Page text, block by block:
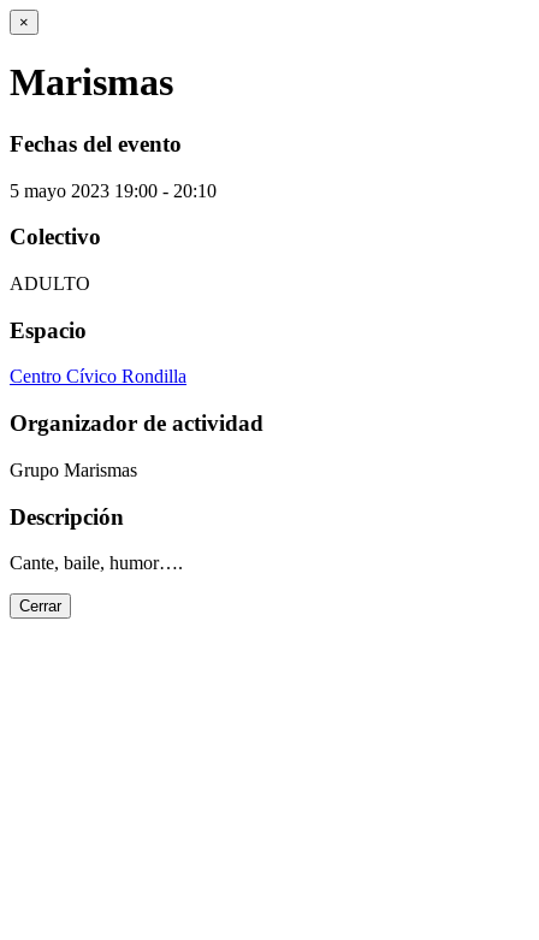
×
Marismas
Fechas del evento
5 mayo 2023 19:00 - 20:10
Colectivo
ADULTO
Espacio
Centro Cívico Rondilla
Organizador de actividad
Grupo Marismas
Descripción
Cante, baile, humor….
Cerrar